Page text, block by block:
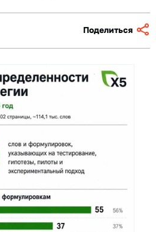
Поделиться